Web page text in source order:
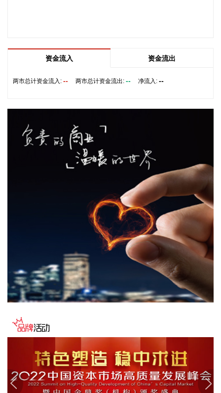
总部泛光工程项目。
公司（简称“金科股份”）与重庆通用人工智能研究院在重庆正
式签署全方位合作协议。双方将依托通用人工智能前沿技术，
落地不动产全场景智慧解决方案，合力打造重庆“人工智能+不
动产”产业标杆项目。
当地时间8日凌晨，由共和党控制的美国参议院以50票赞成、
49票反对的投票结果，确认托德·布兰奇担任司法部长。 当地
时间6月8日，美国白宫表示，总统特朗普向美国参议院提交托
德·布兰奇出任司法部长的提名。特朗普4月2日宣布，帕姆·邦
迪不再担任司法部长，由副部长布兰奇代理。
2026-08-08 16:58:19
据“浦东发布”微信公众号消息，上海市文化旅游局介绍，台
风“白海豚”逼近，上海迪士尼、乐高乐园等多家景点已临时闭
园或调整运营时间。
2026-08-08 16:58:16
据群众新闻，8月5日22时，陕西移动在商洛市镇安县受汛情影
响区域启动5G异网漫游工作，向其他运营商客户提供5G网络
漫游接入服务。该技术用于应急场景，当用户所属运营商网络
中断时，无需换卡换号即可接入其他运营商5G网络，享受免费
通话与上网服务，这是我省首次将该功能用于汛期通信保障实
资金流入 资金流出
两市总计资金流入: -- 两市总计资金流出: -- 净流入: --